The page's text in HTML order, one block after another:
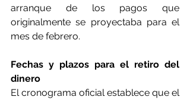
arranque de los pagos que
originalmente se proyectaba para el
mes de febrero.
Fechas y plazos para el retiro del
dinero